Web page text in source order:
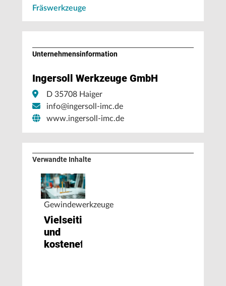
Fräswerkzeuge
Unternehmens­information
Ingersoll Werkzeuge GmbH
D 35708 Haiger
info@ingersoll-imc.de
www.ingersoll-imc.de
Verwandte Inhalte
Gewindewerkzeuge
Vielseitig
und
kosteneffizient